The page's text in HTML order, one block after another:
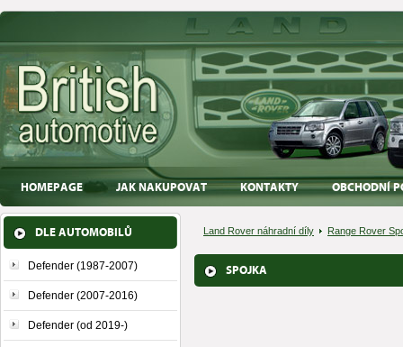
HOMEPAGE JAK NAKUPOVAT KONTAKTY OBCHODNÍ
DLE AUTOMOBILŮ
Defender (1987-2007)
Defender (2007-2016)
Defender (od 2019-)
Land Rover náhradní díly Range Rover
SPOJKA